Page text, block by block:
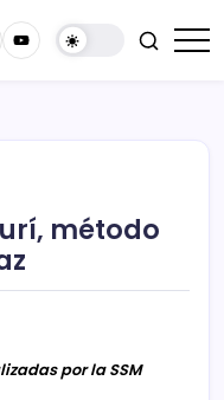
método
por la SSM